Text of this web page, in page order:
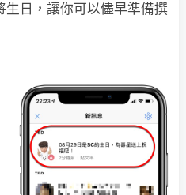
日，讓你可以儘早準備撰